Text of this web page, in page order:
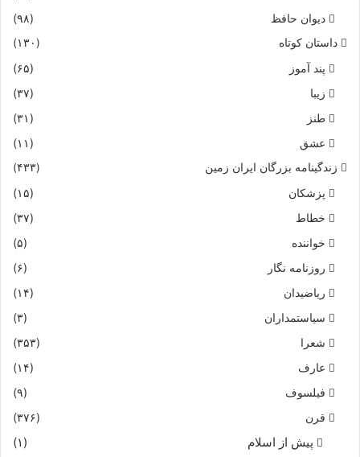
دیوان حافظ (۹۸)
داستان کوتاه (۱۳۰)
پند آموز
(۶۵)
زیبا
(۳۷)
طنز
(۳۱)
عشق
(۱۱)
زندگینامه بزرگان ایران زمین (۴۳۳)
پزشکان
(۱۵)
خطاط
(۳۷)
خواننده
(۵)
روزنامه نگار
(۶)
ریاضیدان
(۱۴)
سیاستمداران
(۳)
شعرا
(۳۵۳)
عارف
(۱۴)
فیلسوف
(۹)
قرن
(۳۷۶)
پیش از اسلام
(۱)